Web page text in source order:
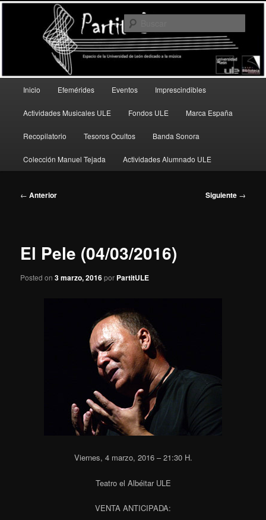
Ir
PartitULE
Espacio de la Universidad de León dedicado a la música
principal
Inicio Efemérides Eventos Imprescindibles
Actividades Musicales ULE Fondos ULE Marca España
Recopilatorio Tesoros Ocultos Banda Sonora
Colección Manuel Tejada Actividades Alumnado ULE
Navegación
← Anterior Siguiente →
El Pele (04/03/2016)
Posted on3 marzo, 2016por PartitULE
Viernes, 4 marzo, 2016 – 21:30 H.
Teatro el Albéitar ULE
VENTA ANTICIPADA: